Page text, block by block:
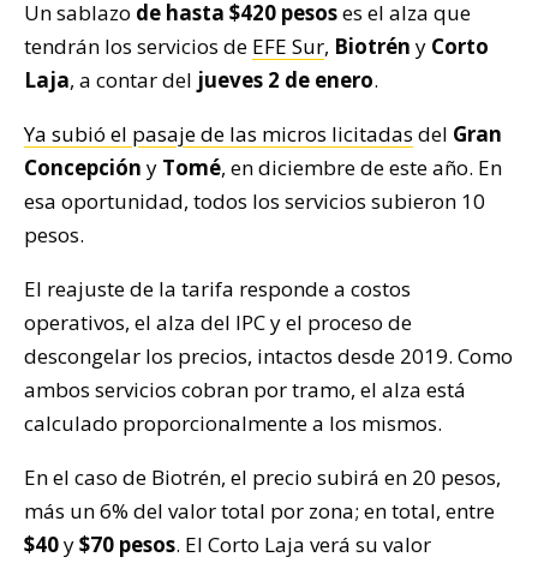
Un sablazo de hasta $420 pesoses el alza que
tendrán los servicios de EFE Sur, Biotrén y Corto
Laja, a contar del jueves 2 de enero.
Ya subió el pasaje de las micros licitadas del Gran
Concepción y Tomé, en diciembre de este año. En
esa oportunidad, todos los servicios subieron 10
pesos.
El reajuste de la tarifa responde a costos
operativos, el alza del IPC y el proceso de
descongelar los precios, intactos desde 2019. Como
ambos servicios cobran por tramo, el alza está
calculado proporcionalmente a los mismos.
En el caso de Biotrén, el precio subirá en 20 pesos,
más un 6% del valor total por zona; en total, entre
$40y$70 pesos. El Corto Laja verá su valor